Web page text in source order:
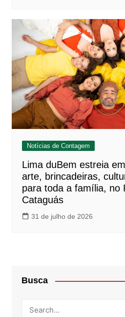
Notícias de Contagem
Lima duBem estreia
arte, brincadeiras,
para toda a família, no
Cataguás
31 de julho de 2026
Busca